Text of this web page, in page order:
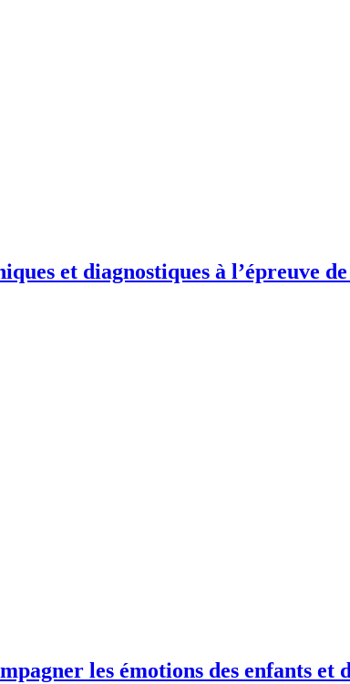
et diagnostiques à l’épreuve
les émotions des enfants et